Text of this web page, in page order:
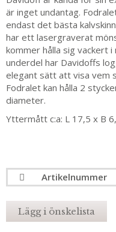
är inget undantag.
endast det bästa
har ett lasergraverat
kommer hålla sig vackert
underdel har Davidoffs
elegant sätt att visa vem
Fodralet kan hålla 2
diameter.
Yttermått c:a: L 17,5 x B
Artikelnummer
Lägg i önskelista